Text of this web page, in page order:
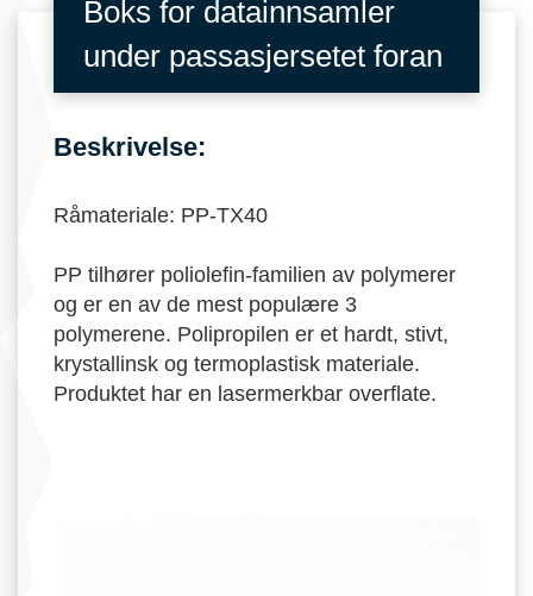
Boks for datainnsamler
under passasjersetet foran
Beskrivelse:
Råmateriale: PP-TX40
PP tilhører poliolefin-familien av polymerer
og er en av de mest populære 3
polymerene. Polipropilen er et hardt, stivt,
krystallinsk og termoplastisk materiale.
Produktet har en lasermerkbar overflate.